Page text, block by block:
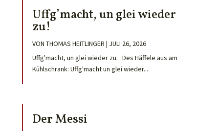
Uffg’macht, un glei wieder
zu!
VON THOMAS HEITLINGER | JULI 26, 2026
Uffg'macht, un glei wieder zu. Des Häffele aus am
Kühlschrank: Uffg'macht un glei wieder...
Der Messi